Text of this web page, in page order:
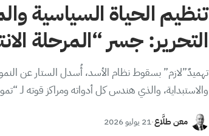
تنظيم الحياة السياسية
التحرير: جسر “المرحلة
تهميدٌ”لازم” بسقوط نظام الأسد، أُسدل الستار عن
والاستبداية، والذي هندس كل أدواته ومراكز قوته لـ
معن طلَّاع·21 يوليو 2026